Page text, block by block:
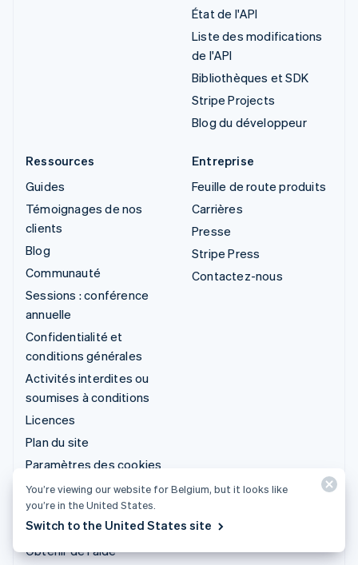
État de l'API
Liste des modifications
de l'API
Bibliothèques et SDK
Stripe Projects
Blog du développeur
Ressources
Guides
Témoignages de nos
clients
Blog
Communauté
Sessions : conférence
annuelle
Confidentialité et
conditions générales
Activités interdites ou
soumises à conditions
Licences
Plan du site
Paramètres des cookies
Plus de ressources
Entreprise
Feuille de route produits
Carrières
Presse
Stripe Press
Contactez-nous
Service d'assistance
Obtenir de l'aide
You’re viewing our website for Belgium, but it looks like
you’re in the United States.
Switch to the United States site